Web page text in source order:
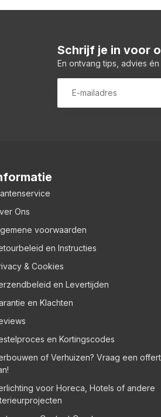
Schrijf je in voor
En ontvang tips, advies
Ons
voorwaarden
en Instructies
& Cookies
en Levertijden
en Klachten
en Kortingscodes
of Verhuizen? Vraag een
voor Horeca, Hotels of andere